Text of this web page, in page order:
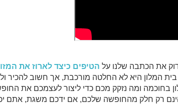
את הכתבה שלנו על הטיפים כיצד לארוז את
המלון היא לא החלטה מורכבת, אך חשוב להכיר
בחוכמה ומה נזקק מכם כדי ליצור לעצמכם את
רק חלק מהחופשה שלכם, אם ידכם משגת, אתם